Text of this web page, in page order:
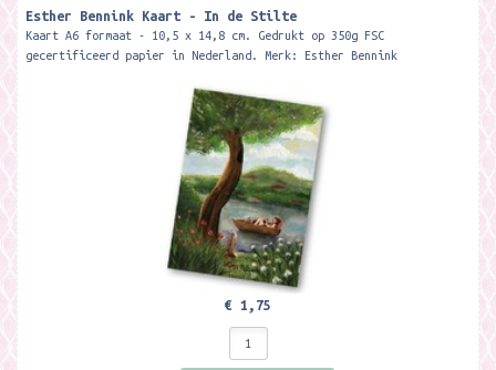
Esther Bennink Kaart - In de Stilte
Kaart A6 formaat - 10,5 x 14,8 cm. Gedrukt op 350g FSC
gecertificeerd papier in Nederland. Merk: Esther Bennink
€ 1,75